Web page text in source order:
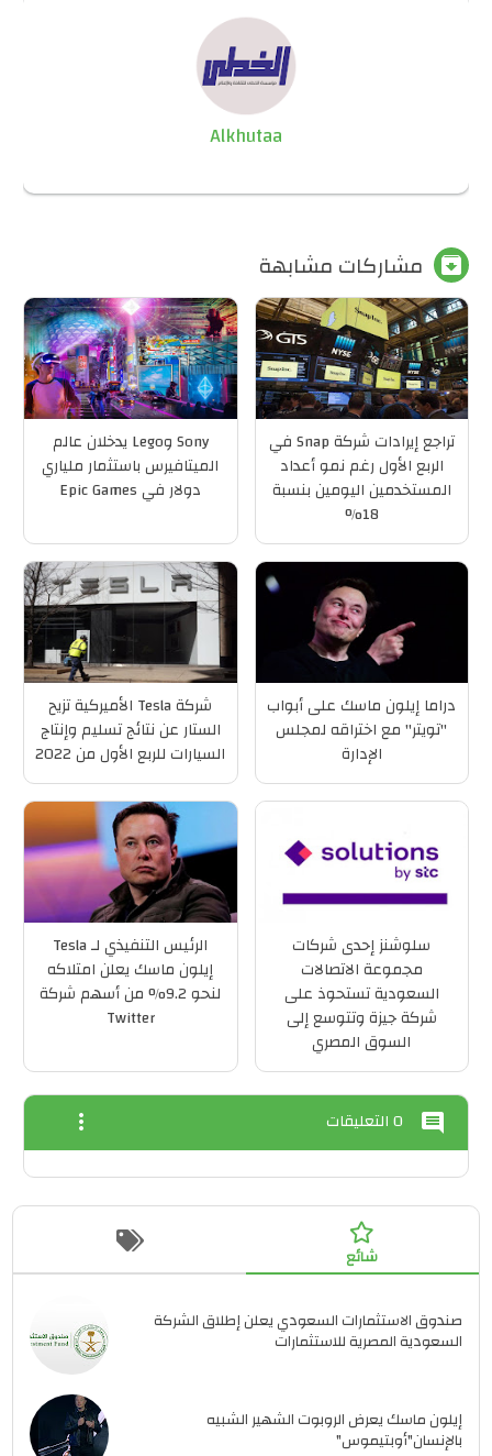
Alkhutaa
 مشاركات مشابهة
تراجع إيرادات شركة Snap في
الربع الأول رغم نمو أعداد
المستخدمين اليومين بنسبة
18%
Sony وLego يدخلان عالم
الميتافيرس باستثمار ملياري
دولار في Epic Games
دراما إيلون ماسك على أبواب
"تويتر" مع اختراقه لمجلس
الإدارة
شركة Tesla الأميركية تزيح
الستار عن نتائج تسليم وإنتاج
السيارات للربع الأول من 2022
سلوشنز إحدى شركات
مجموعة الاتصالات
السعودية تستحوذ على
شركة جيزة وتتوسع إلى
السوق المصري
الرئيس التنفيذي لـ Tesla
إيلون ماسك يعلن امتلاكه
لنحو 9.2% من أسهم شركة
Twitter
comment 0 التعليقات more_vert
شائع
صندوق الاستثمارات السعودي يعلن إطلاق الشركة
السعودية المصرية للاستثمارات
إيلون ماسك يعرض الروبوت الشهير الشبيه
بالإنسان"أوبتيموس"